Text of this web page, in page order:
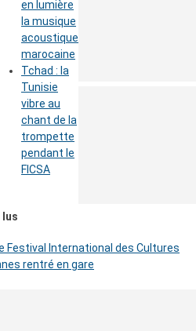
en lumière
la musique
acoustique
marocaine
Tchad : la
Tunisie
vibre au
chant de la
trompette
pendant le
FICSA
lus
Festival International des Cultures
rentré en gare